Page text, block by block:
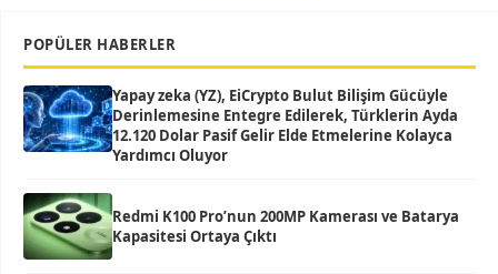
POPÜLER HABERLER
Yapay zeka (YZ), EiCrypto Bulut Bilişim Gücüyle
Derinlemesine Entegre Edilerek, Türklerin Ayda
12.120 Dolar Pasif Gelir Elde Etmelerine Kolayca
Yardımcı Oluyor
Redmi K100 Pro’nun 200MP Kamerası ve Batarya
Kapasitesi Ortaya Çıktı